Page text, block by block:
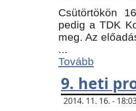
Csütörtökön
pedig a TDK
meg. Az
...
Tovább
9. heti
2014. 11. 16. -